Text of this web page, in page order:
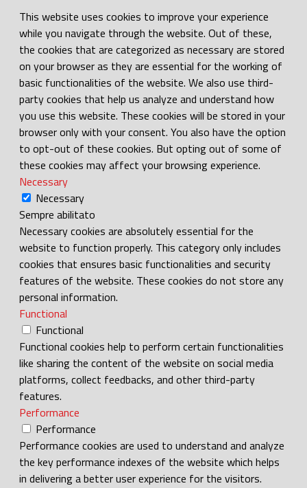
This website uses cookies to improve your experience
while you navigate through the website. Out of these,
the cookies that are categorized as necessary are stored
on your browser as they are essential for the working of
basic functionalities of the website. We also use third-
party cookies that help us analyze and understand how
you use this website. These cookies will be stored in your
browser only with your consent. You also have the option
to opt-out of these cookies. But opting out of some of
these cookies may affect your browsing experience.
Necessary
Necessary
Sempre abilitato
Necessary cookies are absolutely essential for the
website to function properly. This category only includes
cookies that ensures basic functionalities and security
features of the website. These cookies do not store any
personal information.
Functional
Functional
Functional cookies help to perform certain functionalities
like sharing the content of the website on social media
platforms, collect feedbacks, and other third-party
features.
Performance
Performance
Performance cookies are used to understand and analyze
the key performance indexes of the website which helps
in delivering a better user experience for the visitors.